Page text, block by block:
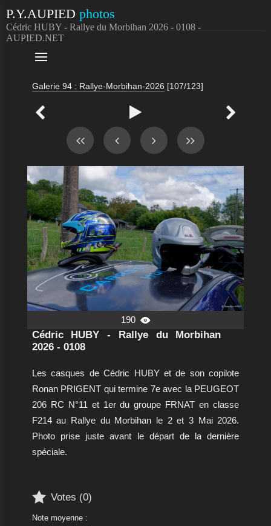
P.Y.AUPIED photos
Cédric HUBY - Rallye du Morbihan 2026 - 0108 -
AUPIED.NET

Galerie 94 : Rallye-Morbihan-2026 [107/123]
  
190 
Cédric HUBY - Rallye du Morbihan
2026 - 0108
Les casques de Cédric HUBY et de son copilote
Ronan PRIGENT qui termine 7e avec la PEUGEOT
206 RC N°11 et 1er du groupe FRNAT en classe
F214 au Rallye du Morbihan le 2 et 3 Mai 2026.
Photo prise juste avant le départ de la dernière
spéciale.
 Votes (0)
Note moyenne :